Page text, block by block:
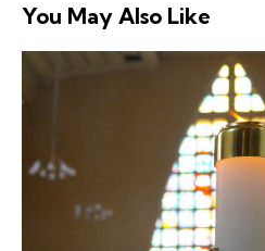
You May Also Like